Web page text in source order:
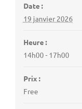
Date :
19 janvier 2026
Heure :
14h00 - 17h00
Prix :
Free